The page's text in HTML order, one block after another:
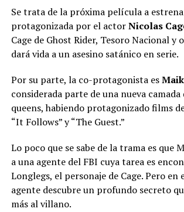
Se trata de la próxima película a
protagonizada por el actorNicolas
Cage de Ghost Rider, Tesoro Nacional y
dará vida a un asesino satánico en serie.
Por su parte, la co-protagonista es
considerada parte de una nueva camada
queens, habiendo protagonizado films
“It Follows” y “The Guest.”
Lo poco que se sabe de la trama es que
a una agente del FBI cuya tarea es
Longlegs, el personaje de Cage. Pero en
agente descubre un profundo secreto
más al villano.